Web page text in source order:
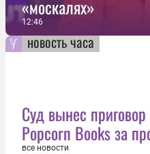
«москалях»
12:46
новость часа
Суд вынес
Popcorn Books за
все новости